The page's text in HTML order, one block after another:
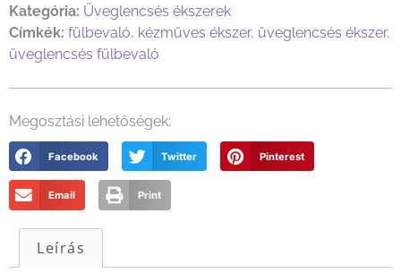
Kategória: Üveglencsés ékszerek
Címkék: fülbevaló, kézműves ékszer, üveglencsés ékszer,
üveglencsés fülbevaló
Megosztási lehetőségek:
Facebook Twitter Pinterest
Email Print
Leírás